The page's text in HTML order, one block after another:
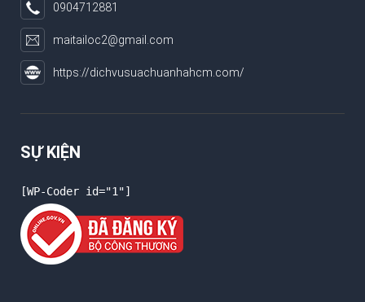
0904712881
maitailoc2@gmail.com
https://dichvusuachuanhahcm.com/
SỰ KIỆN
[WP-Coder id="1"]